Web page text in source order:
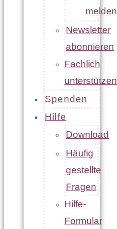
melden
Newsletter
abonnieren
Fachlich
unterstützen
Spenden
Hilfe
Download
Häufig
gestellte
Fragen
Hilfe-
Formular